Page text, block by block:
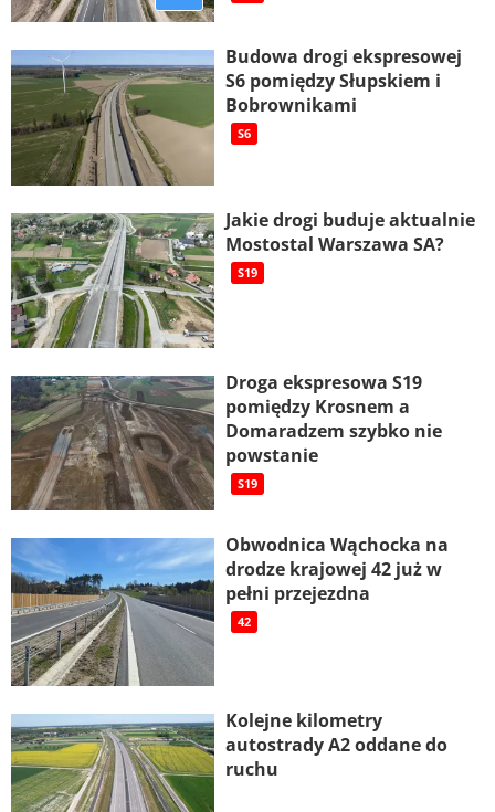
Budowa drogi ekspresowej
S6 pomiędzy Słupskiem i
Bobrownikami
S6
Jakie drogi buduje aktualnie
Mostostal Warszawa SA?
S19
Droga ekspresowa S19
pomiędzy Krosnem a
Domaradzem szybko nie
powstanie
S19
Obwodnica Wąchocka na
drodze krajowej 42 już w
pełni przejezdna
42
Kolejne kilometry
autostrady A2 oddane do
ruchu